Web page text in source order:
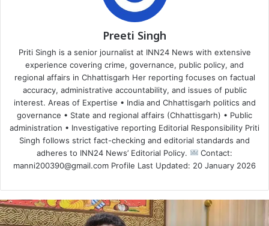
Preeti Singh
Priti Singh is a senior journalist at INN24 News with extensive
experience covering crime, governance, public policy, and
regional affairs in Chhattisgarh Her reporting focuses on factual
accuracy, administrative accountability, and issues of public
interest. Areas of Expertise • India and Chhattisgarh politics and
governance • State and regional affairs (Chhattisgarh) • Public
administration • Investigative reporting Editorial Responsibility Priti
Singh follows strict fact-checking and editorial standards and
adheres to INN24 News’ Editorial Policy.
Contact:
manni200390@gmail.com Profile Last Updated: 20 January 2026